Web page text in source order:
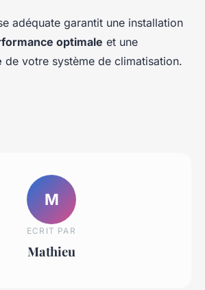
adéquate garantit une installation
optimale et une
de votre système de climatisation.
M
ECRIT PAR
Mathieu